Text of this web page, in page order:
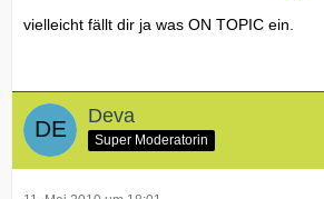
vielleicht fällt dir ja was ON TOPIC ein.
Deva
Super Moderatorin